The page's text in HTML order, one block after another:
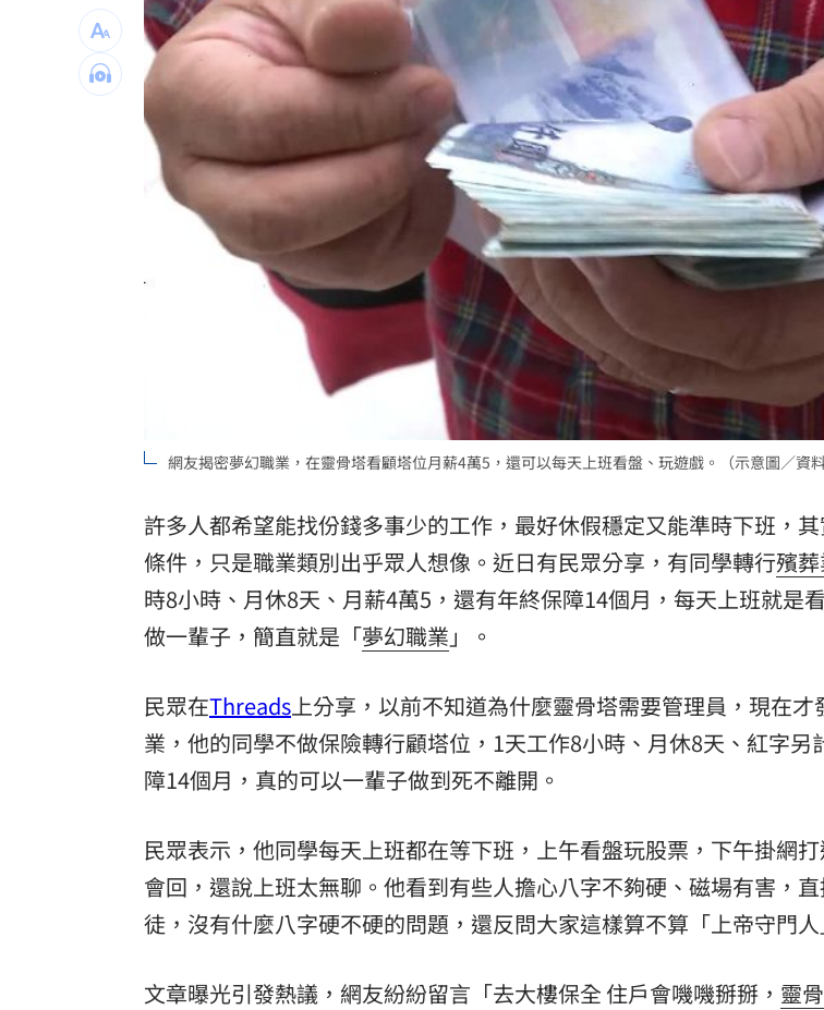
快移車！新北高灘地「這時間」強制拖吊
奉獻醫學研究逾40年！林慶順教授不幸離世 11:15
台灣彩券開獎直播中
LIVE三立+24小時直播 15:27
三立iNEWS新聞台線上直播
AI時代！威力馬導入智慧營運系統提升效率 12:00
商場戰國來臨 台中「頂奢大道」逐漸成形 12:00
台彩父親節推新刮刮樂千萬頭獎超「爸」氣 12:00
「拍片人的多重宇宙」職涯論壇9/12登場！ 10:30
理想混蛋號召粉絲跨海追星吃美食！ 18:15
網友揭密夢幻職業，在靈骨塔看顧塔位月薪4萬5，還可以每天上班看盤、玩遊戲。（示意圖／資料
許多人都希望能找份錢多事少的工作，最好休假穩定又能準時下班，
條件，只是職業類別出乎眾人想像。近日有民眾分享，有同學轉行殯
時8小時、月休8天、月薪4萬5，還有年終保障14個月，每天上班就是
做一輩子，簡直就是「夢幻職業 」。
民眾在Threads 上分享，以前不知道為什麼靈骨塔需要管理員，現在
業，他的同學不做保險轉行顧塔位，1天工作8小時、月休8天、紅字另
障14個月，真的可以一輩子做到死不離開。
民眾表示，他同學每天上班都在等下班，上午看盤玩股票，下午掛網
會回，還說上班太無聊。他看到有些人擔心八字不夠硬、磁場有害，
徒，沒有什麼八字硬不硬的問題，還反問大家這樣算不算「上帝守門人
文章曝光引發熱議，網友紛紛留言「去大樓保全 住戶會嘰嘰掰掰， 靈